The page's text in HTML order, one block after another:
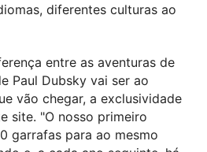
diferentes culturas ao
entre as aventuras de
Paul Dubsky vai ser ao
vão chegar, a exclusividade
site. "O nosso primeiro
garrafas para ao mesmo